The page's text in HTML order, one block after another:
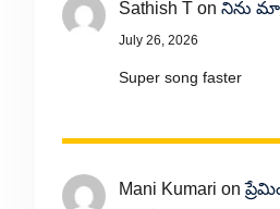
Sathish Ton నిను
July 26, 2026
Super song faster
Mani Kumari on